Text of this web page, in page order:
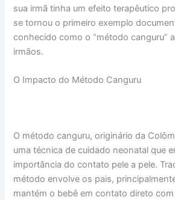
sua irmã tinha um efeito terapêutico
se tornou o primeiro exemplo
conhecido como o “método canguru”
irmãos.
O Impacto do Método Canguru
O método canguru, originário da
uma técnica de cuidado neonatal que
importância do contato pele a pele.
método envolve os pais,
mantém o bebê em contato direto